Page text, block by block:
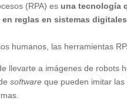
(RPA) es una tecnología
reglas en sistemas
humanos, las herramientas
llevarte a imágenes de robots
softwareque pueden imitar